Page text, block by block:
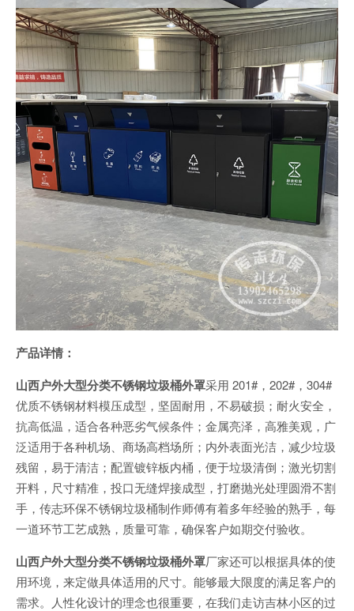
产品详情：
山西户外大型分类不锈钢垃圾桶外罩采用 201#，202#，304#
优质不锈钢材料模压成型，坚固耐用，不易破损；耐火安全，
抗高低温，适合各种恶劣气候条件；金属亮泽，高雅美观，广
泛适用于各种机场、商场高档场所；内外表面光洁，减少垃圾
残留，易于清洁；配置镀锌板内桶，便于垃圾清倒；激光切割
开料，尺寸精准，投口无缝焊接成型，打磨抛光处理圆滑不割
手，传志环保不锈钢垃圾桶制作师傅有着多年经验的熟手，每
一道环节工艺成熟，质量可靠，确保客户如期交付验收。
山西户外大型分类不锈钢垃圾桶外罩厂家还可以根据具体的使
用环境，来定做具体适用的尺寸。能够最大限度的满足客户的
需求。人性化设计的理念也很重要，在我们走访吉林小区的过